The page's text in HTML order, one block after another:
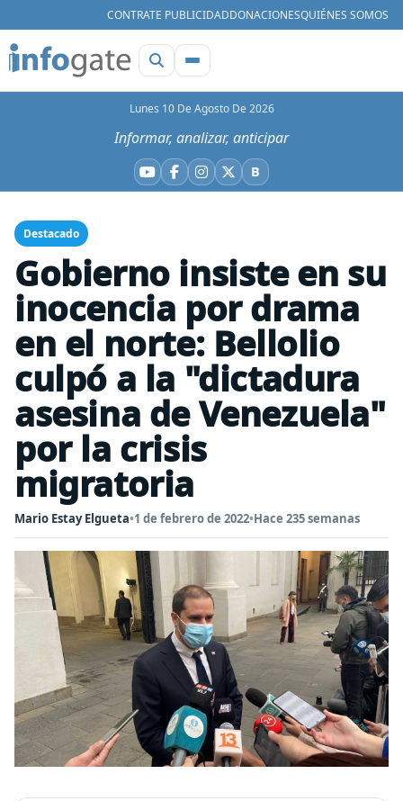
CONTRATE PUBLICIDADDONACIONESQUIÉNES SOMOS
Lunes 10 De Agosto De 2026
Informar, analizar, anticipar
YouTube
Facebook
Instagram
X BBluesky
Destacado
Gobierno insiste en su
inocencia por drama
en el norte: Bellolio
culpó a la "dictadura
asesina de Venezuela"
por la crisis
migratoria
Mario Estay Elgueta•1 de febrero de 2022•Hace 235 semanas